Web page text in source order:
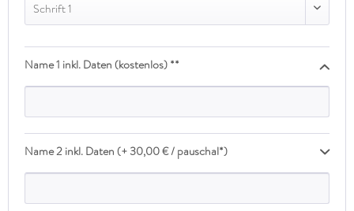
Schrift 1
Name 1 inkl. Daten (kostenlos) **
Name 2 inkl. Daten (+ 30,00 € / pauschal*)